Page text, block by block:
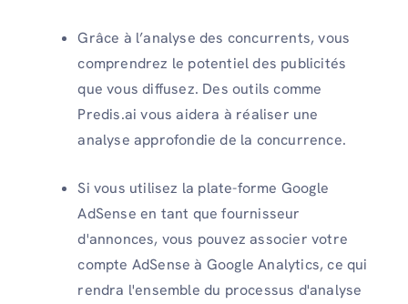
Grâce à l’analyse des concurrents, vous
comprendrez le potentiel des publicités
que vous diffusez. Des outils comme
Predis.ai vous aidera à réaliser une
analyse approfondie de la concurrence.
Si vous utilisez la plate-forme Google
AdSense en tant que fournisseur
d'annonces, vous pouvez associer votre
compte AdSense à Google Analytics, ce qui
rendra l'ensemble du processus d'analyse